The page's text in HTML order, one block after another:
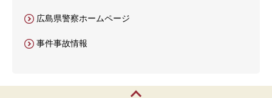
広島県警察ホームページ
事件事故情報